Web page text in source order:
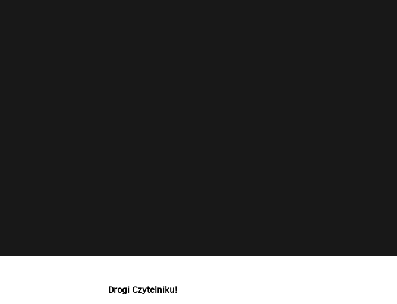
Drogi Czytelniku!